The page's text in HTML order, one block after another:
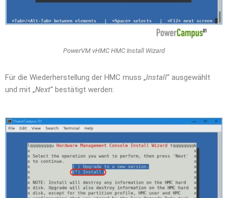
PowerVM vHMC HMC Install Wizard
Für die Wiederherstellung der HMC muss „Install“ ausgewählt
und mit „Next“ bestätigt werden: